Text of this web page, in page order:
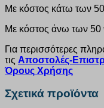
Με κόστος κάτω των
Με κόστος άνω των 50
Για περισσότερες
τις Αποστολές-
Όρους Χρήσης
Σχετικά προϊόντα